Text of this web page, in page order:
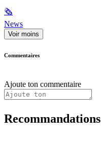
🗞
News
Voir moins
Commentaires
Ajoute ton commentaire
Recommandations